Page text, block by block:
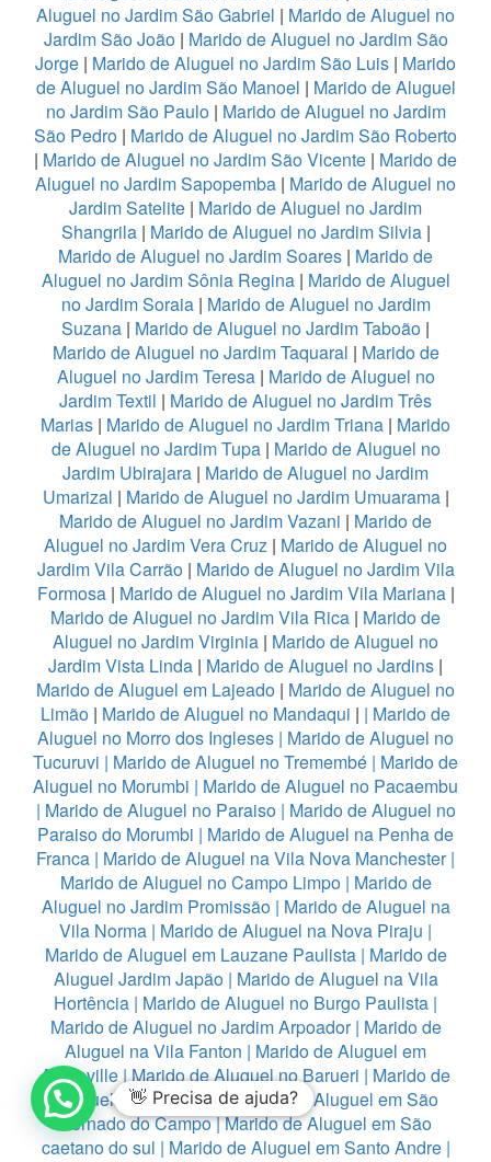
Aluguel no Jardim São Gabriel | Marido de Aluguel no
Jardim São João| Marido de Aluguel no Jardim São
Jorge | Marido de Aluguel no Jardim São Luis | Marido
de Aluguel no Jardim São Manoel | Marido de Aluguel
no Jardim São Paulo| Marido de Aluguel no Jardim
São Pedro | Marido de Aluguel no Jardim São Roberto
| Marido de Aluguel no Jardim São Vicente | Marido de
Aluguel no Jardim Sapopemba | Marido de Aluguel no
Jardim Satelite | Marido de Aluguel no Jardim
Shangrila| Marido de Aluguel no Jardim Silvia|
Marido de Aluguel no Jardim Soares | Marido de
Aluguel no Jardim Sônia Regina| Marido de Aluguel
no Jardim Soraia| Marido de Aluguel no Jardim
Suzana | Marido de Aluguel no Jardim Taboão |
Marido de Aluguel no Jardim Taquaral | Marido de
Aluguel no Jardim Teresa| Marido de Aluguel no
Jardim Textil | Marido de Aluguel no Jardim Três
Marias | Marido de Aluguel no Jardim Triana | Marido
de Aluguel no Jardim Tupa| Marido de Aluguel no
Jardim Ubirajara | Marido de Aluguel no Jardim
Umarizal | Marido de Aluguel no Jardim Umuarama|
Marido de Aluguel no Jardim Vazani | Marido de
Aluguel no Jardim Vera Cruz | Marido de Aluguel no
Jardim Vila Carrão| Marido de Aluguel no Jardim Vila
Formosa| Marido de Aluguel no Jardim Vila Mariana|
Marido de Aluguel no Jardim Vila Rica | Marido de
Aluguel no Jardim Virginia | Marido de Aluguel no
Jardim Vista Linda | Marido de Aluguel no Jardins |
Marido de Aluguel em Lajeado | Marido de Aluguel no
Limão | Marido de Aluguel no Mandaqui | | Marido de
Aluguel no Morro dos Ingleses | Marido de Aluguel no
Tucuruvi | Marido de Aluguel no Tremembé | Marido de
Aluguel no Morumbi | Marido de Aluguel no Pacaembu
| Marido de Aluguel no Paraiso| Marido de Aluguel no
Paraiso do Morumbi | Marido de Aluguel na Penha de
Franca | Marido de Aluguel na Vila Nova Manchester|
Marido de Aluguel no Campo Limpo| Marido de
Aluguel no Jardim Promissão| Marido de Aluguel na
Vila Norma | Marido de Aluguel na Nova Piraju |
Marido de Aluguel em Lauzane Paulista| Marido de
Aluguel Jardim Japão| Marido de Aluguel na Vila
Hortência | Marido de Aluguel no Burgo Paulista |
Marido de Aluguel no Jardim Arpoador| Marido de
Aluguel na Vila Fanton | Marido de Aluguel em
Alphaville|Marido de Aluguel no Barueri | Marido de
Aluguel em Diadema |Marido de Aluguel em São
Bernado do Campo|Marido de Aluguel em São
caetano do sul | Marido de Aluguel em Santo Andre|
👋 Precisa de ajuda?